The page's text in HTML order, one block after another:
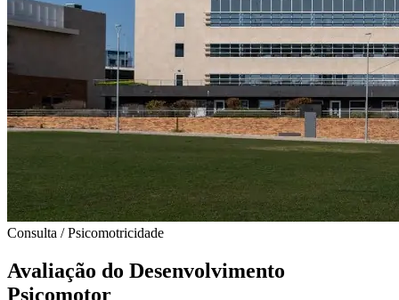
Consulta / Psicomotricidade
Avaliação do Desenvolvimento
Psicomotor